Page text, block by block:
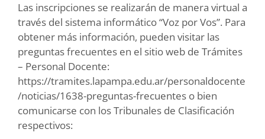
Las inscripciones se realizarán de manera virtual a
través del sistema informático “Voz por Vos”. Para
obtener más información, pueden visitar las
preguntas frecuentes en el sitio web de Trámites
– Personal Docente:
https://tramites.lapampa.edu.ar/personaldocente
/noticias/1638-preguntas-frecuentes o bien
comunicarse con los Tribunales de Clasificación
respectivos: